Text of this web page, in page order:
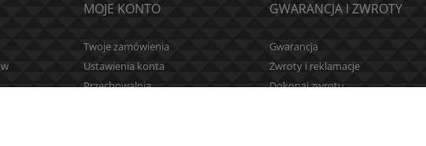
MOJE KONTO
Twoje zamówienia
Ustawienia konta
Przechowalnia
GWARANCJA I ZWROTY
Gwarancja
Zwroty i reklamacje
Dokonaj zwrotu